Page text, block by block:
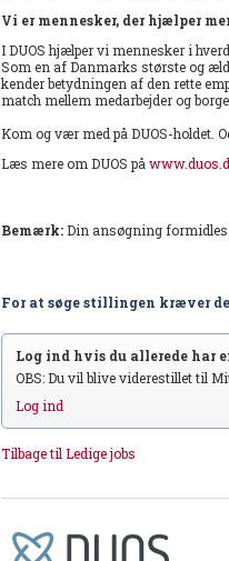
Vi er mennesker, der hjælper
I DUOS hjælper vi mennesker i
Som en af Danmarks største og
kender betydningen af den rette
match mellem medarbejder og
Kom og vær med på DUOS-holdet.
Læs mere om DUOS på
Bemærk:Din ansøgning formidles
For at søge stillingen kræver
Log ind hvis du allerede har
OBS: Du vil blive viderestillet til
Log ind
Tilbage til Ledige jobs